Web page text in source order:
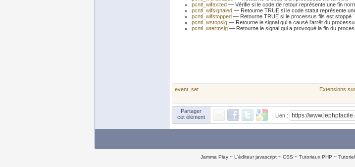
pcntl_wifexited — Vérifie si le code de retour représente une fin
pcntl_wifsignaled — Retourne TRUE si le code statut représente
pcntl_wifstopped — Retourne TRUE si le processus fils est stoppé
pcntl_wstopsig — Retourne le signal qui a causé l'arrêt du
pcntl_wtermsig — Retourne le signal qui a provoqué la fin du
event_set Extensions
Partager
cet élément
Lien :
Jamma Play L'éditeur javascript CSS Tutoriaux PHP